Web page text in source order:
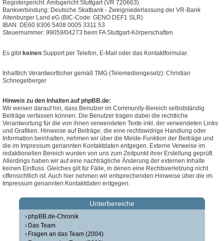
Registergericht: Amtsgericht Stuttgart (VR 720663)
Bankverbindung: Deutsche Skatbank - Zweigniederlassung der VR-Bank
Altenburger Land eG (BIC-Code: GENO DEF1 SLR)
IBAN: DE60 8306 5408 0005 3311 53
Steuernummer: 99059/04273 beim FA Stuttgart-Körperschaften
Es gibt keinen Support per Telefon, E-Mail oder das Kontaktformular.
Inhaltlich Verantwortlicher gemäß TMG (Telemediengesetz): Christian
Schnegelberger
Hinweis zu den Inhalten auf phpBB.de:
Wir weisen darauf hin, dass Benutzer im Community-Bereich selbstständig
Beiträge verfassen können. Die Benutzer tragen dabei die rechtliche
Verantwortung für die von ihnen verwendeten Texte inkl. der verwendeten Links
und Grafiken. Hinweise auf Beiträge, die eine rechtswidrige Handlung oder
Information beinhalten, nehmen wir über die Melde-Funktion der Beiträge und
die im Impressum genannten Kontaktdaten entgegen. Externe Verweise im
redaktionellen Bereich wurden von uns zum Zeitpunkt ihrer Erstellung geprüft.
Allerdings haben wir auf eine nachträgliche Änderung der externen Inhalte
keinen Einfluss. Gleiches gilt für Fälle, in denen eine Rechtsverletzung nicht
offensichtlich ist. Auch hier nehmen wir entsprechenden Hinweise über die im
Impressum genannten Kontaktdaten entgegen.
Unterbereiche
phpBB.de-Chronik
Das Team
Fragen an das Team (2004)